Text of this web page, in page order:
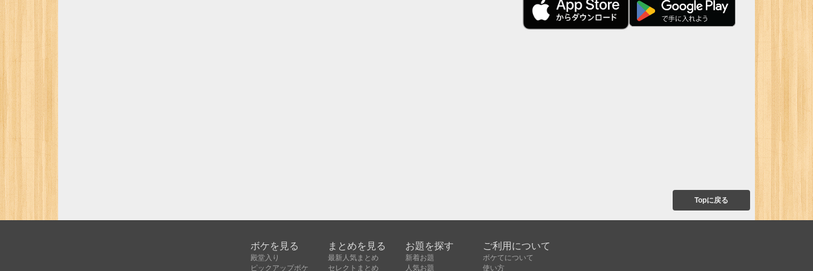
Topに戻る
ボケを見る
殿堂入り
ピックアップボケ
まとめを見る
最新人気まとめ
セレクトまとめ
お題を探す
新着お題
人気お題
ご利用について
ボケてについて
使い方